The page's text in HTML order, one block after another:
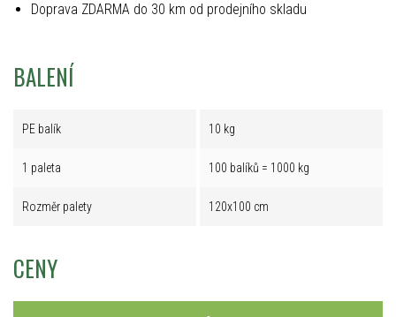
Doprava ZDARMA do 30 km od prodejního skladu
BALENÍ
PE balík 10 kg
1 paleta 100 balíků = 1000 kg
Rozměr palety 120x100 cm
CENY